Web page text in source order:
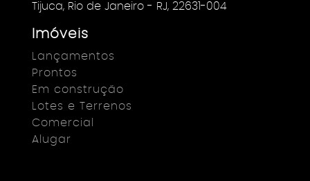
Tijuca, Rio de Janeiro - RJ, 22631-004
Imóveis
Lançamentos
Prontos
Em construção
Lotes e Terrenos
Comercial
Alugar